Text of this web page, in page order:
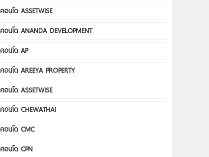
คอนโด ASSETWISE
คอนโด ANANDA DEVELOPMENT
คอนโด AP
คอนโด AREEYA PROPERTY
คอนโด ASSETWISE
คอนโด CHEWATHAI
คอนโด CMC
คอนโด CPN